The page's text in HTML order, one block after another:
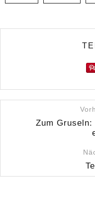
Zum